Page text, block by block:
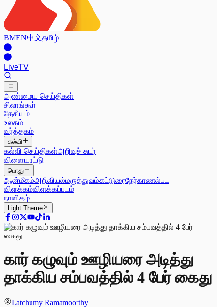
BMEN中文தமிழ்
LiveTV
அண்மைய செய்திகள்
சிலாங்கூர்
தேசியம்
உலகம்
வர்த்தகம்
கல்வி
கல்வி செய்திகள்அறிவுச் சுடர்
விளையாட்டு
பொது
ஆன்மீகம்அறிவியல்மருத்துவம்கட்டுரைநேர்காணல்பட
விளக்கம்விளக்கப்படம்
நாளிதழ்
Light Theme
கார் கழுவும் ஊழியரை அடித்து
தாக்கிய சம்பவத்தில் 4 பேர் கைது
Latchumy Ramamoorthy